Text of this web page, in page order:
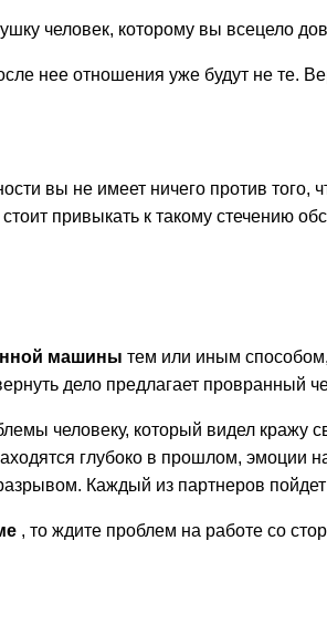
человек, которому вы всецело
нее отношения уже будут не те.
вы не имеет ничего против того,
привыкать к такому стечению
машины тем или иным способом,
дело предлагает провранный
человеку, который видел кражу
глубоко в прошлом,
Каждый из партнеров
, то ждите проблем на работе со